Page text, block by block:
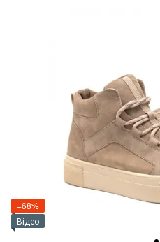
−68%
Відео